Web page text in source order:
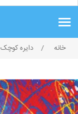
خانه / دایره کوچک